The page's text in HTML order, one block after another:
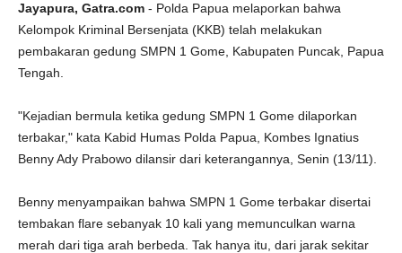
Jayapura, Gatra.com - Polda Papua melaporkan bahwa
Kelompok Kriminal Bersenjata (KKB) telah melakukan
pembakaran gedung SMPN 1 Gome, Kabupaten Puncak, Papua
Tengah.
"Kejadian bermula ketika gedung SMPN 1 Gome dilaporkan
terbakar," kata Kabid Humas Polda Papua, Kombes Ignatius
Benny Ady Prabowo dilansir dari keterangannya, Senin (13/11).
Benny menyampaikan bahwa SMPN 1 Gome terbakar disertai
tembakan flare sebanyak 10 kali yang memunculkan warna
merah dari tiga arah berbeda. Tak hanya itu, dari jarak sekitar